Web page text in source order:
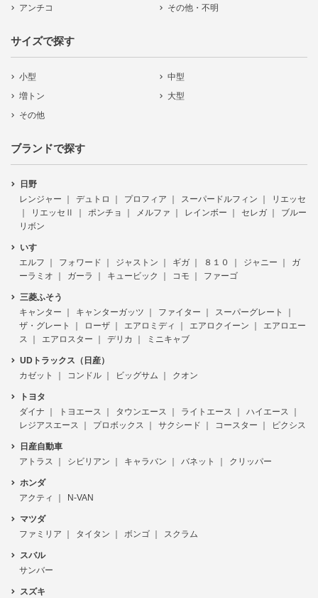
アンチコ
その他・不明
サイズで探す
小型
中型
増トン
大型
その他
ブランドで探す
日野
レンジャー
デュトロ プロフィア スーパードルフィン
リエッセ
リエッセⅡ
ポンチョ メルファ レインボー セレガ
ブルー
リボン
いすゞ
エルフ
フォワード ジャストン ギガ ８１０ ジャニー
ガ
ーラミオ
ガーラ キュービック コモ ファーゴ
三菱ふそう
キャンター
キャンターガッツ ファイター
スーパーグレート
ザ・グレート
ローザ エアロミディ エアロクイーン
エアロエー
ス
エアロスター デリカ ミニキャブ
UDトラックス（日産）
カゼット
コンドル ビッグサム クオン
トヨタ
ダイナ
トヨエース タウンエース ライトエース
ハイエース
レジアスエース
プロボックス サクシード コースター ピクシス
日産自動車
アトラス
シビリアン キャラバン バネット クリッパー
ホンダ
アクティ
N-VAN
マツダ
ファミリア
タイタン ボンゴ スクラム
スバル
サンバー
スズキ